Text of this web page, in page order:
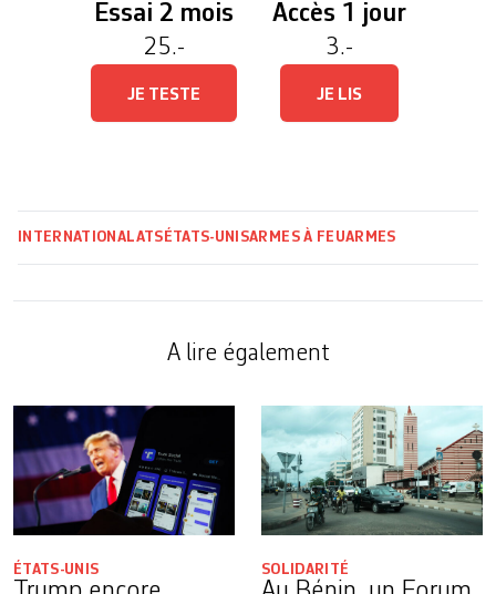
Essai 2 mois
25.-
JE TESTE
Accès 1 jour
3.-
JE LIS
INTERNATIONALATS ÉTATS-UNISARMES À FEUARMES
A lire également
ÉTATS-UNIS SOLIDARITÉ